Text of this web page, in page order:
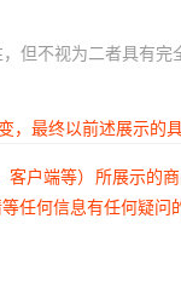
但不视为二者具有完
最终以前述展示的
户端等）所展示
何信息有任何疑